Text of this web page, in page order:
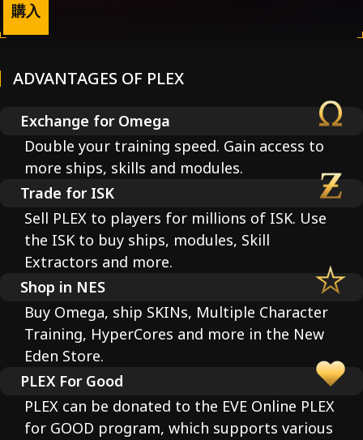
1,500 PLEX
$ 25
200 PLEX $
100 PLEX $ 5
購入
ADVANTAGES OF PLEX
Exchange for Omega
Double your training speed. Gain access to
more ships, skills and modules.
Trade for ISK
Sell PLEX to players for millions of ISK. Use
the ISK to buy ships, modules, Skill
Extractors and more.
Shop in NES
Buy Omega, ship SKINs, Multiple Character
Training, HyperCores and more in the New
Eden Store.
PLEX For Good
PLEX can be donated to the EVE Online PLEX
for GOOD program, which supports various